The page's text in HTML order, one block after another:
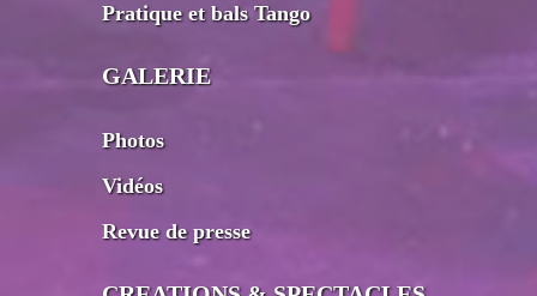
Pratique et bals Tango
GALERIE
Photos
Vidéos
Revue de presse